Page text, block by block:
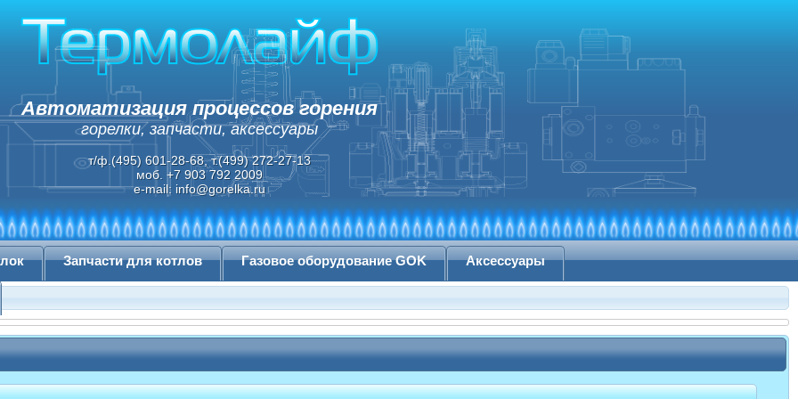
Автоматизация процессов горения
горелки, запчасти, аксессуары
т/ф.(495) 601-28-68, т.(499) 272-27-13
моб. +7 903 792 2009
e-mail: info@gorelka.ru
Запчасти для котлов Газовое оборудование GOK Аксессуары